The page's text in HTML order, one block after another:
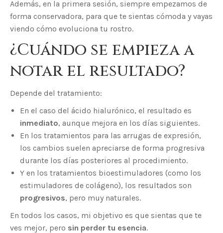
Además, en la primera sesión, siempre empezamos de
forma conservadora, para que te sientas cómoda y vayas
viendo cómo evoluciona tu rostro.
¿Cuándo se empieza a
notar el resultado?
Depende del tratamiento:
En el caso del ácido hialurónico, el resultado es
inmediato, aunque mejora en los días siguientes.
En los tratamientos para las arrugas de expresión,
los cambios suelen apreciarse de forma progresiva
durante los días posteriores al procedimiento.
Y en los tratamientos bioestimuladores (como los
estimuladores de colágeno), los resultados son
progresivos, pero muy naturales.
En todos los casos, mi objetivo es que sientas que te
ves mejor, pero sin perder tu esencia.